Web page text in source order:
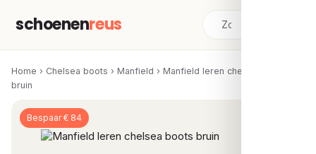
schoenenreus
Home › Chelsea boots › Manfield › Manfield leren chelsea boots
bruin
Bespaar € 84